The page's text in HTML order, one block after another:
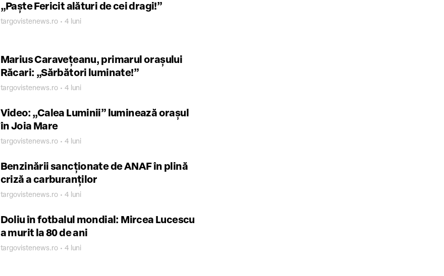
„Paște Fericit alături de cei dragi!”
targovistenews.ro • 4 luni
Marius Caravețeanu, primarul orașului
Răcari: „Sărbători luminate!”
targovistenews.ro • 4 luni
Video: „Calea Luminii” luminează orașul
în Joia Mare
targovistenews.ro • 4 luni
Benzinării sancționate de ANAF în plină
criză a carburanților
targovistenews.ro • 4 luni
Doliu în fotbalul mondial: Mircea Lucescu
a murit la 80 de ani
targovistenews.ro • 4 luni